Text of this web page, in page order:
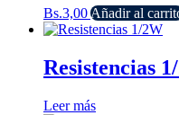
Bs.3,00Añadir al
Resistencias
Leer más